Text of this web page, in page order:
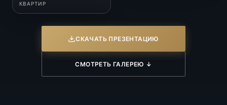
КВАРТИР
СКАЧАТЬ ПРЕЗЕНТАЦИЮ
СМОТРЕТЬ ГАЛЕРЕЮ ↓